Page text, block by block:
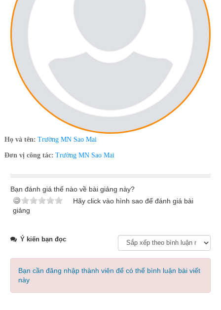
Họ và tên: Trường MN Sao Mai
Đơn vị công tác: Trường MN Sao Mai
Bạn đánh giá thế nào về bài giảng này?
Hãy click vào hình sao để đánh giá bài
giảng
Ý kiến bạn đọc
Bạn cần đăng nhập thành viên để có thể bình luận bài viết
này